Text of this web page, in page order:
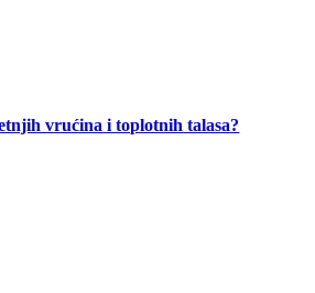
vrućina i toplotnih talasa?